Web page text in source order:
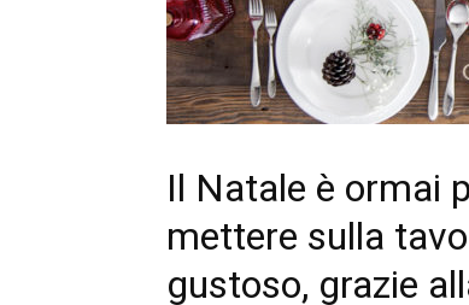
Il Natale è ormai
mettere sulla
gustoso, grazie